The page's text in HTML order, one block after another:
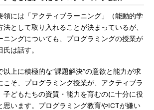
には「アクティブラーニング」（能動的学
として取り入れることが決まっているが、
ニングについても、プログラミングの授業が
は話す。
上に積極的な“課題解決”の意欲と能力が求
こそ、プログラミング授業が、アクティブラ
子どもたちの資質・能力を育むのに十分に役
思います。プログラミング教育やICTが嫌い